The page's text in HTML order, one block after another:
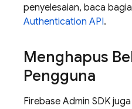
penyelesaian, baca
Authentication API.
Menghapus
Pengguna
Firebase Admin SDK